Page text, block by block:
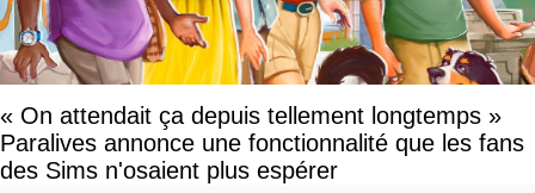
« On attendait ça depuis tellement longtemps »
Paralives annonce une fonctionnalité que les fans
des Sims n'osaient plus espérer